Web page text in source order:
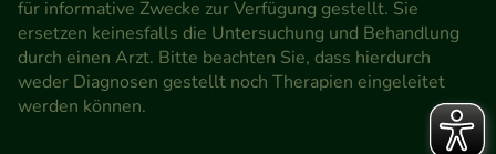
Werbung auf Drittseiten möglichst relevant für Sie
zu gestalten. Bitte beachten Sie, dass Daten hierfür
teilweise an Dritte wie z.B. Google oder soziale
Medien übertragen werden.
für informative Zwecke zur Verfügung gestellt. Sie
ersetzen keinesfalls die Untersuchung und Behandlung
durch einen Arzt. Bitte beachten Sie, dass hierdurch
weder Diagnosen gestellt noch Therapien eingeleitet
werden können.